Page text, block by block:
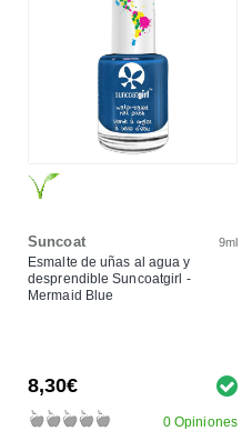
Suncoat 9ml
Esmalte de uñas al agua y
desprendible Suncoatgirl -
Mermaid Blue
8,30€
0 Opiniones